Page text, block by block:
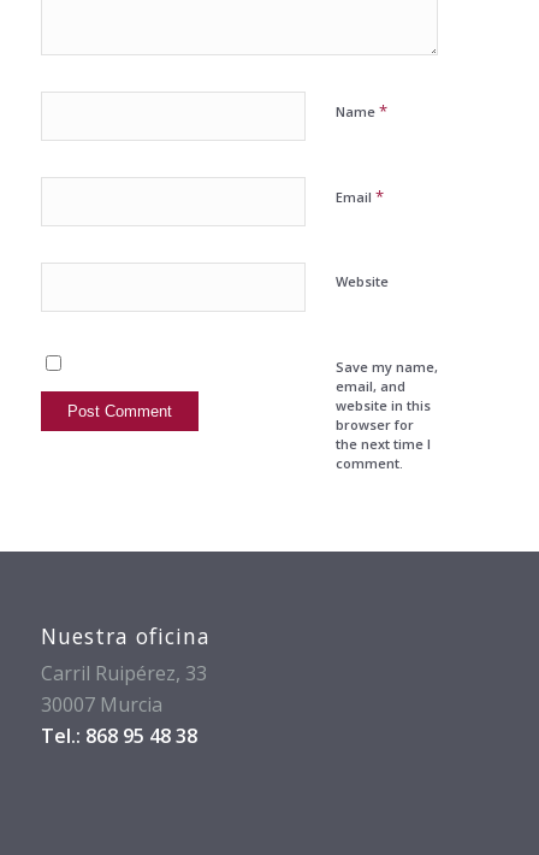
Name *
Email *
Website
Save my name,
email, and
website in this
browser for
the next time I
comment.
Nuestra oficina
Carril Ruipérez, 33
30007 Murcia
Tel.: 868 95 48 38